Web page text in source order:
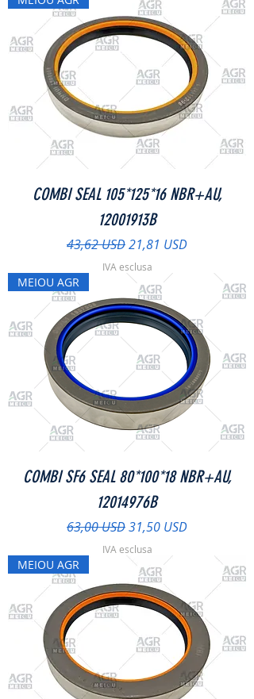
COMBI SEAL 105*125*16 NBR+AU,
12001913B
Prezzo regolare
43,62 USDPrezzo scontato
21,81 USD
IVA esclusa
MEIOU AGR
COMBI SF6 SEAL 80*100*18 NBR+AU,
12014976B
Prezzo regolare
63,00 USDPrezzo scontato
31,50 USD
IVA esclusa
MEIOU AGR